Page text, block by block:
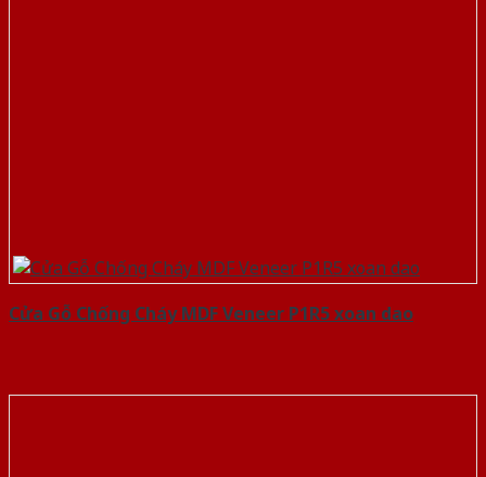
Cửa Gỗ Chống Cháy MDF Veneer P1R5 xoan dao